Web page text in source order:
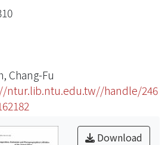
Chang-Fu
ntur.lib.ntu.edu.tw//handle/246
Download